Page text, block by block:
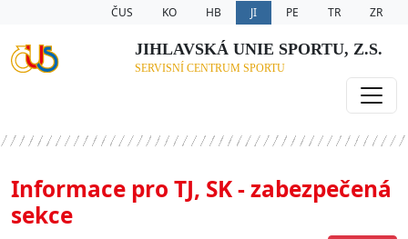
ČUS KO HB JI PE TR ZR
JIHLAVSKÁ UNIE SPORTU, Z.S.
SERVISNÍ CENTRUM SPORTU
Informace pro TJ, SK - zabezpečená
sekce